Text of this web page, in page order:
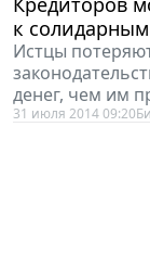
к
Истцы
денег, чем им
31 июля 2014 09:20